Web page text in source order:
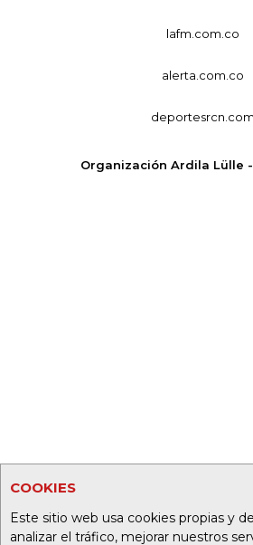
COOKIES
Este sitio web usa cookies propias y
analizar el tráfico, mejorar nuestros
lafm.com.co
alerta.com.co
deportesrcn.com
Organización Ardila Lülle